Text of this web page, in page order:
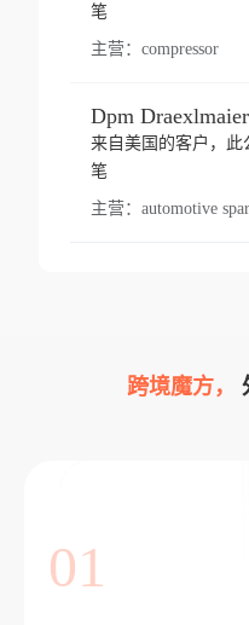
笔
主营： compressor
来自美国的客户，此
笔
主营： automotive
跨境魔方，
01